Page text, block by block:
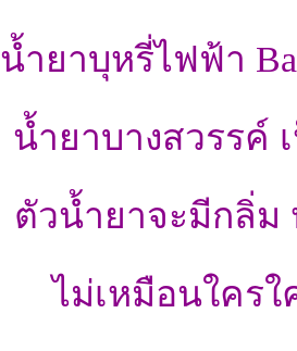
น้ำยาบุหรี่ไฟฟ้า
น้ำยาบางสวรรค์
ตัวน้ำยาจะมีกลิ่
ไม่เหมือนใคร